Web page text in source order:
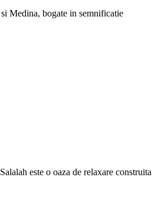
Medina, bogate in semnificatie
este o oaza de relaxare construita